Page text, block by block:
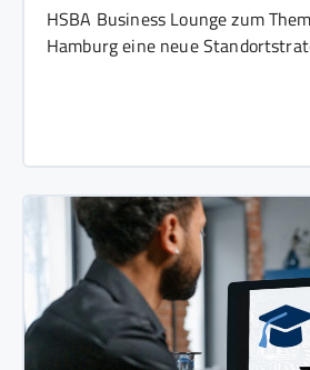
HSBA Business Lounge zum
Hamburg eine neue